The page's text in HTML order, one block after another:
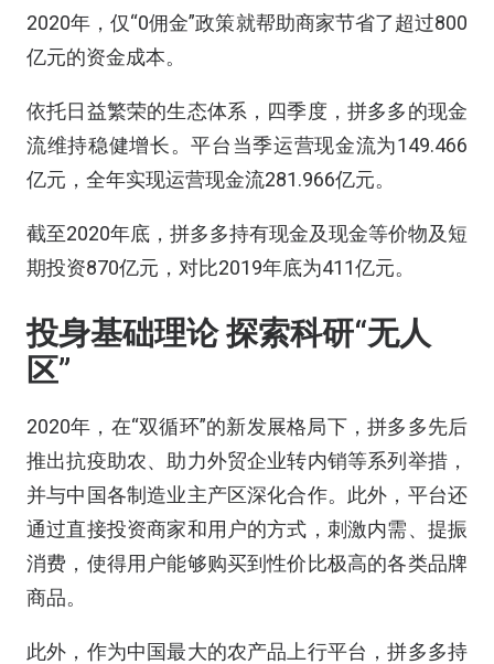
2020年，仅“0佣金”政策就帮助商家节省了超过800
亿元的资金成本。
依托日益繁荣的生态体系，四季度，拼多多的现金
流维持稳健增长。平台当季运营现金流为149.466
亿元，全年实现运营现金流281.966亿元。
截至2020年底，拼多多持有现金及现金等价物及短
期投资870亿元，对比2019年底为411亿元。
投身基础理论探索科研“无人
区”
2020年，在“双循环”的新发展格局下，拼多多先后
推出抗疫助农、助力外贸企业转内销等系列举措，
并与中国各制造业主产区深化合作。此外，平台还
通过直接投资商家和用户的方式，刺激内需、提振
消费，使得用户能够购买到性价比极高的各类品牌
商品。
此外，作为中国最大的农产品上行平台，拼多多持